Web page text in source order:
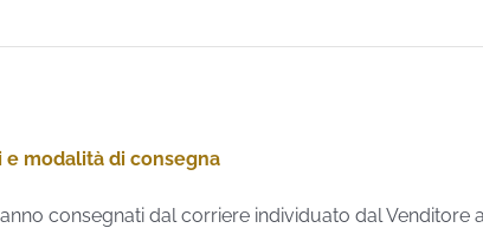
modalità di consegna
consegnati dal corriere individuato dal Venditore